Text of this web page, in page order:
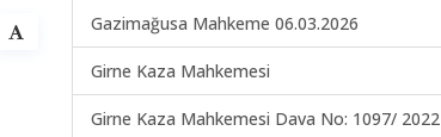
Gazimağusa Mahkeme 06.03.2026
Girne Kaza Mahkemesi
Girne Kaza Mahkemesi Dava No: 1097/ 2022